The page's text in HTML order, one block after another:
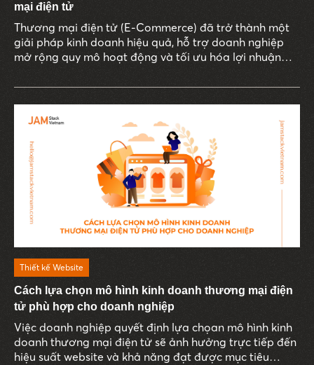
mại điện tử
Thương mại điện tử (E-Commerce) đã trở thành một
giải pháp kinh doanh hiệu quả, hỗ trợ doanh nghiệp
mở rộng quy mô hoạt động và tối ưu hóa lợi nhuận
Thiết kế Website
Cách lựa chọn mô hình kinh doanh thương mại điện
tử phù hợp cho doanh nghiệp
Việc doanh nghiệp quyết định lựa chọan mô hình kinh
doanh thương mại điện tử sẽ ảnh hưởng trực tiếp đến
hiệu suất website và khả năng đạt được mục tiêu